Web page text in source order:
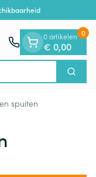
Zoek
0 artikelen
€ 0,00
0
spuiten